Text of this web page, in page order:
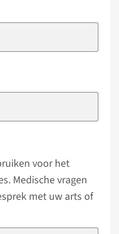
voor het
Medische vragen
met uw arts of